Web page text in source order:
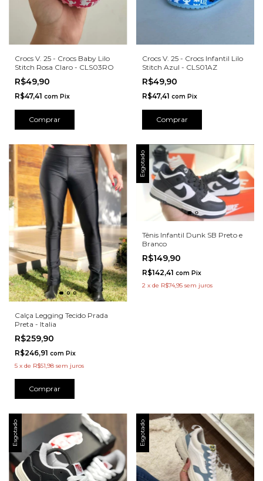
Crocs V. 25 - Crocs Baby Lilo
Stitch Rosa Claro - CLS03RO
R$49,90
R$47,41 com Pix
Comprar
Crocs V. 25 - Crocs Infantil Lilo
Stitch Azul - CLS01AZ
R$49,90
R$47,41 com Pix
Comprar
Calça Legging Tecido Prada
Preta - Italia
R$259,90
R$246,91 com Pix
5 x de R$51,98 sem juros
Comprar
Esgotado
Tênis Infantil Dunk SB Preto e
Branco
R$149,90
R$142,41 com Pix
2 x de R$74,95 sem juros
Esgotado Esgotado